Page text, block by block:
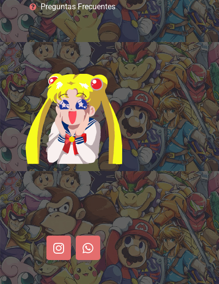
Preguntas Frecuentes